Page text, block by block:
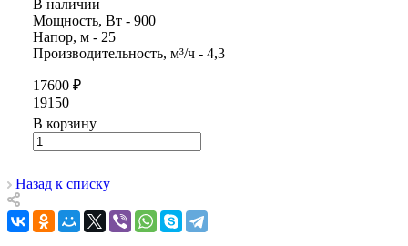
В наличии
Мощность, Вт - 900
Напор, м - 25
Производительность, м³/ч - 4,3
17600 ₽
19150
В корзину
Назад к списку